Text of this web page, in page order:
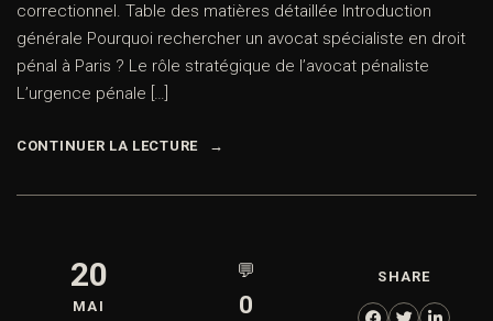
correctionnel. Table des matières détaillée Introduction
générale Pourquoi rechercher un avocat spécialiste en droit
pénal à Paris ? Le rôle stratégique de l’avocat pénaliste
L’urgence pénale […]
CONTINUER LA LECTURE
20
MAI
💬
0
SHARE